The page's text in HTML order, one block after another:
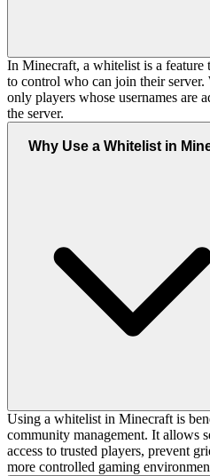
In Minecraft, a whitelist is a feature
to control who can join their
only players whose usernames are
the server.
Why Use a Whitelist in
Using a whitelist in Minecraft is
community management. It allows
access to trusted players, prevent
more controlled gaming